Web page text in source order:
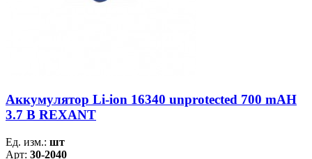
Аккумулятор Li-ion 16340 unprotected 700 mAH
3.7 В REXANT
Ед. изм.: шт
Арт: 30-2040